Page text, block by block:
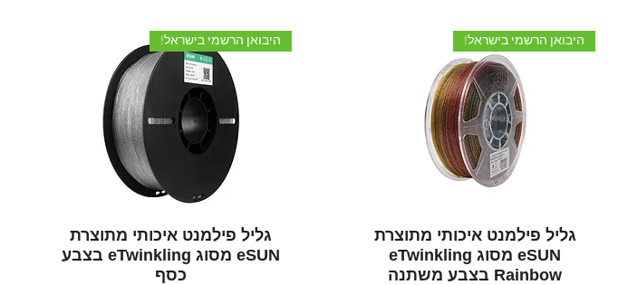
תצוגה מהירה
היבואן הרשמי בישראל!
גליל פילמנט איכותי מתוצרת
eSUN מסוג eTwinkling
Rainbow בצבע משתנה
תצוגה מהירה
היבואן הרשמי בישראל!
גליל פילמנט איכותי מתוצרת
eSUN מסוג eTwinkling בצבע
כסף